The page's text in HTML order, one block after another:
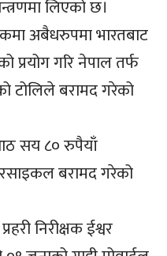
लिएको छ।
अबैधरुपमा भारतबाट
प्रयोग गरि नेपाल तर्फ
टोलिले बरामद गरेको
सय ८० रुपैयाँ
बरामद गरेको
निरीक्षक ईश्वर